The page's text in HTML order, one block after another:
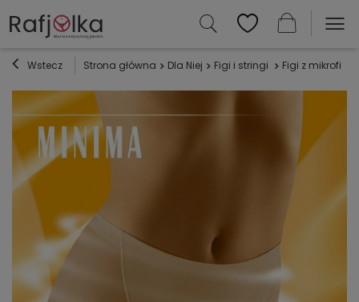
Wstecz Strona główna Dla Niej Figi i stringi Figi z mikrofibry